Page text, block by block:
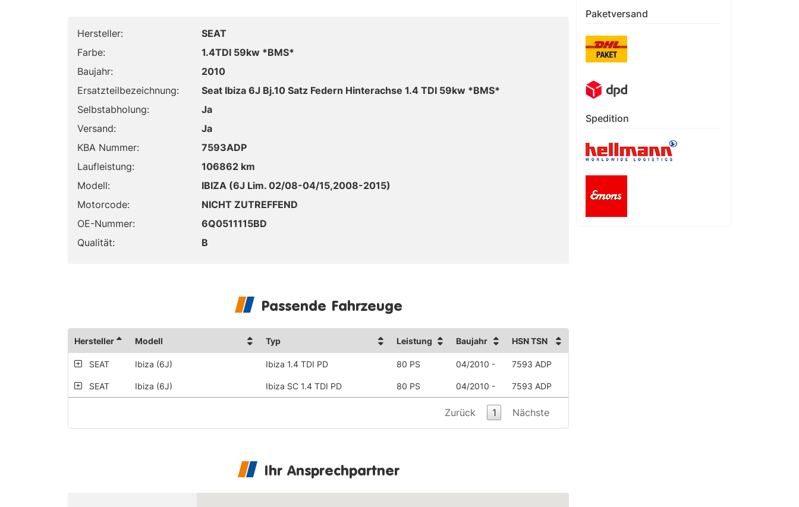
Hersteller:
SEAT
Farbe:
1.4TDI 59kw *BMS*
Baujahr:
2010
Ersatzteilbezeichnung:
Seat Ibiza 6J Bj.10 Satz Federn Hinterachse 1.4 TDI 59kw *BMS*
Selbstabholung:
Ja
Versand:
Ja
KBA Nummer:
7593ADP
Laufleistung:
106862 km
Modell:
IBIZA (6J Lim. 02/08-04/15,2008-2015)
Motorcode:
NICHT ZUTREFFEND
OE-Nummer:
6Q0511115BD
Qualität:
B
Passende Fahrzeuge
Hersteller Modell Typ Leistung Baujahr HSN TSN
SEAT Ibiza (6J) Ibiza 1.4 TDI PD 80 PS 04/2010 - 7593 ADP
SEAT Ibiza (6J) Ibiza SC 1.4 TDI PD 80 PS 04/2010 - 7593 ADP
Zurück 1 Nächste
Ihr Ansprechpartner
Paketversand
Spedition